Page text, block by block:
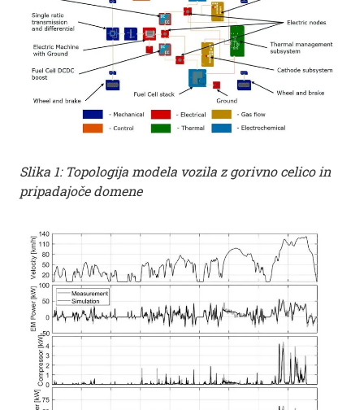
Slika 1: Topologija modela vozila z gorivno celico in
pripadajoče domene